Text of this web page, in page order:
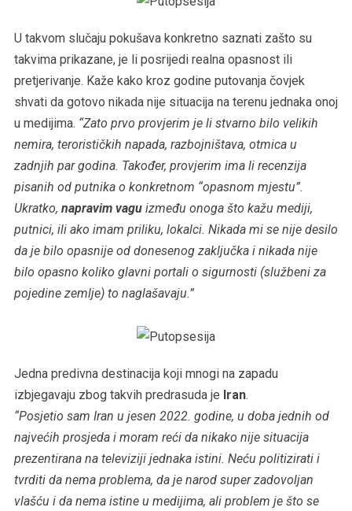
U takvom slučaju pokušava konkretno saznati zašto su
takvima prikazane, je li posrijedi realna opasnost ili
pretjerivanje. Kaže kako kroz godine putovanja čovjek
shvati da gotovo nikada nije situacija na terenu jednaka onoj
u medijima. “Zato prvo provjerim je li stvarno bilo velikih
nemira, terorističkih napada, razbojništava, otmica u
zadnjih par godina. Također, provjerim ima li recenzija
pisanih od putnika o konkretnom “opasnom mjestu”.
Ukratko, napravim vaguizmeđu onoga što kažu mediji,
putnici, ili ako imam priliku, lokalci. Nikada mi se nije desilo
da je bilo opasnije od donesenog zaključka i nikada nije
bilo opasno koliko glavni portali o sigurnosti (službeni za
pojedine zemlje) to naglašavaju.”
Jedna predivna destinacija koji mnogi na zapadu
izbjegavaju zbog takvih predrasuda je Iran.
“Posjetio sam Iran u jesen 2022. godine, u doba jednih od
najvećih prosjeda i moram reći da nikako nije situacija
prezentirana na televiziji jednaka istini. Neću politizirati i
tvrditi da nema problema, da je narod super zadovoljan
vlašću i da nema istine u medijima, ali problem je što se